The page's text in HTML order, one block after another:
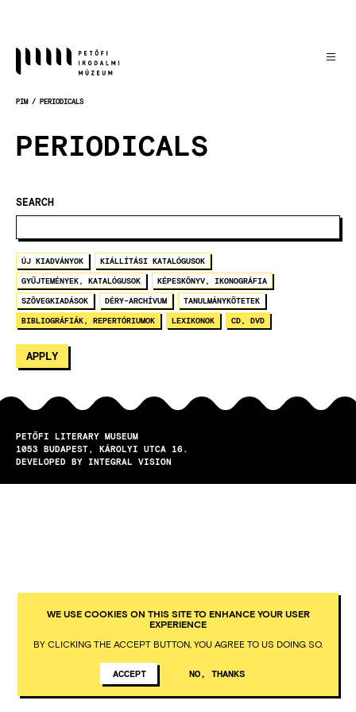
content
PIM PERIODICALS
PERIODICALS
SEARCH
ÚJ KIADVÁNYOK KIÁLLÍTÁSI KATALÓGUSOK
GYŰJTEMÉNYEK, KATALÓGUSOK KÉPESKÖNYV, IKONOGRÁFIA
SZÖVEGKIADÁSOK DÉRY-ARCHÍVUM TANULMÁNYKÖTETEK
BIBLIOGRÁFIÁK, REPERTÓRIUMOK LEXIKONOK CD, DVD
PETŐFI LITERARY MUSEUM
1053
BUDAPEST
KÁROLYI UTCA 16.
DEVELOPED BY INTEGRAL VISION
WE USE COOKIES ON THIS SITE TO ENHANCE YOUR USER
EXPERIENCE
BY CLICKING THE ACCEPT BUTTON, YOU AGREE TO US DOING SO.
ACCEPT NO, THANKS